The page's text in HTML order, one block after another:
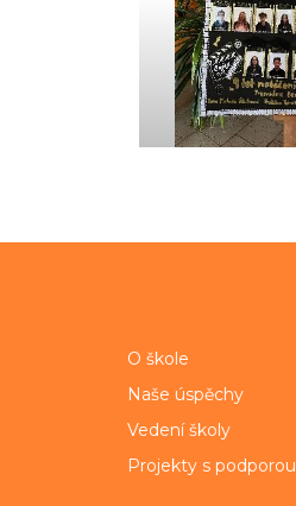
O škole
Naše úspěchy
Vedení školy
Projekty s podporou